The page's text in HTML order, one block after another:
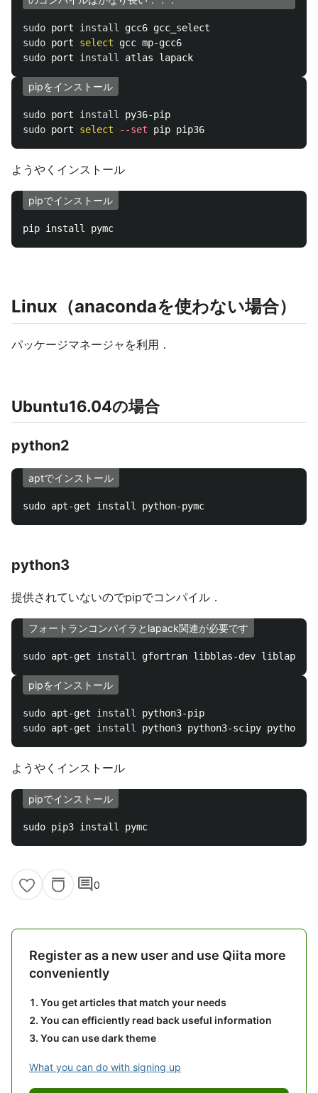
sudo port install
sudo port select
sudo port install
pipをインストール
sudo port install
sudo port select --set
ようやくインストール
pipでインストール
Linux（anacondaを使わない場合）
パッケージマネージャを利用．
Ubuntu16.04の場合
python2
aptでインストール
python3
提供されていないのでpipでコンパイル．
フォートランコンパイラとlapack関連が必要です
sudo apt-get install
pipをインストール
sudo apt-get install
sudo apt-get install
ようやくインストール
pipでインストール
comment0
Register as a new user and use Qiita more
conveniently
You get articles that match your needs
You can efficiently read back useful information
You can use dark theme
What you can do with signing up